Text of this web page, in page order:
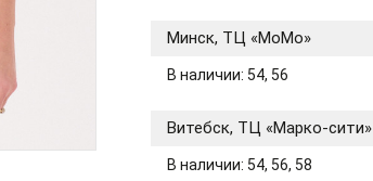
Минск, ТЦ «МоМо»
В наличии: 54, 56
Витебск, ТЦ «Марко-сити»
В наличии: 54, 56, 58